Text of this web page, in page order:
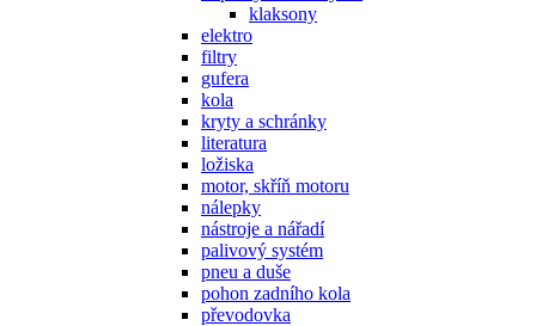
klaksony
elektro
filtry
gufera
kola
kryty a schránky
literatura
ložiska
motor, skříň motoru
nálepky
nástroje a nářadí
palivový systém
pneu a duše
pohon zadního kola
převodovka